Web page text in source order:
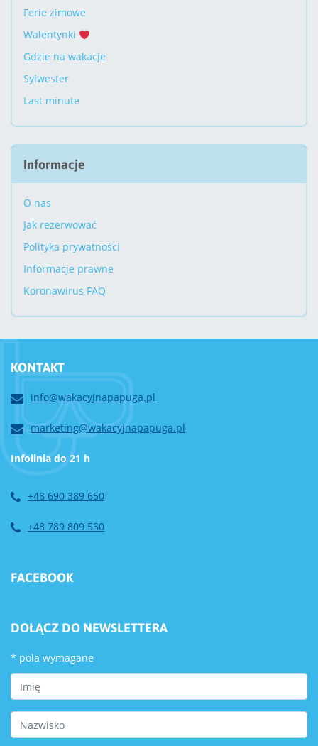
Ferie zimowe
Walentynki
Gdzie na wakacje
Sylwester
Last minute
Informacje
O nas
Jak rezerwować
Polityka prywatności
Informacje prawne
Koronawirus FAQ
KONTAKT
info@wakacyjnapapuga.pl
marketing@wakacyjnapapuga.pl
Infolinia do 21 h
+48 690 389 650
+48 789 809 530
FACEBOOK
DOŁĄCZ DO NEWSLETTERA
* pola wymagane
First Name
Last Name